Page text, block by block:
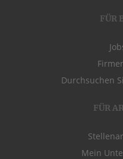
FÜR
Durchsuchen
FÜR
Mein